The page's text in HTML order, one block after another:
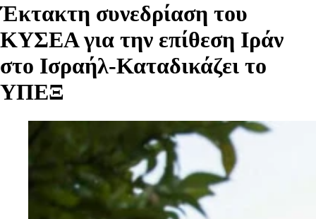
Έκτακτη συνεδρίαση του
ΚΥΣΕΑ για την επίθεση Ιράν
στο Ισραήλ-Καταδικάζει το
ΥΠΕΞ